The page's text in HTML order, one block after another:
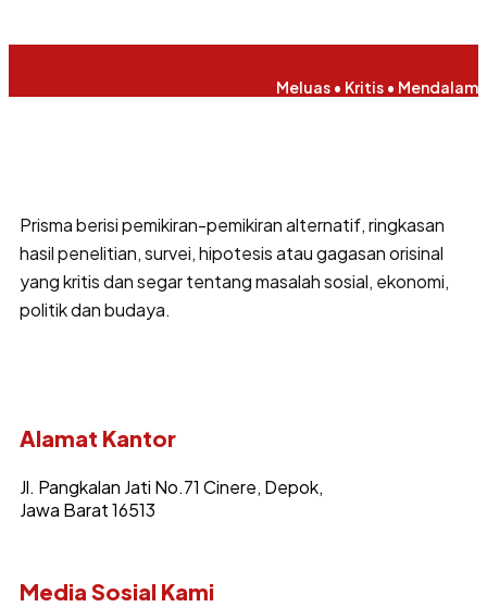
Meluas • Kritis • Mendalam
Prisma berisi pemikiran-pemikiran alternatif, ringkasan
hasil penelitian, survei, hipotesis atau gagasan orisinal
yang kritis dan segar tentang masalah sosial, ekonomi,
politik dan budaya.
Alamat Kantor
Jl. Pangkalan Jati No.71 Cinere, Depok,
Jawa Barat 16513
Media Sosial Kami